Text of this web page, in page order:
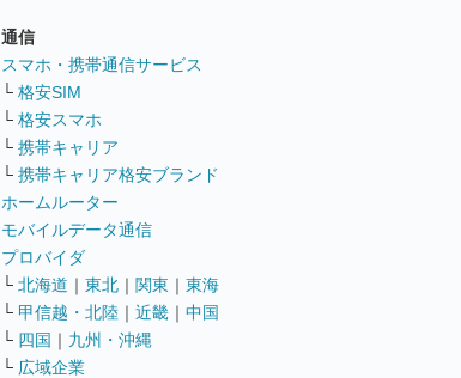
通信
スマホ・携帯通信サービス
└ 格安SIM
└ 格安スマホ
└ 携帯キャリア
└ 携帯キャリア格安ブランド
ホームルーター
モバイルデータ通信
プロバイダ
└ 北海道 ｜ 東北 ｜ 関東 ｜ 東海
└ 甲信越・北陸 ｜ 近畿 ｜ 中国
└ 四国 ｜ 九州・沖縄
└ 広域企業